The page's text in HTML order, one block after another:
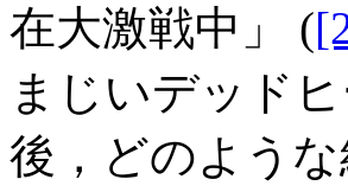
在大激戦中」 (
まじいデッド
後，どのよう